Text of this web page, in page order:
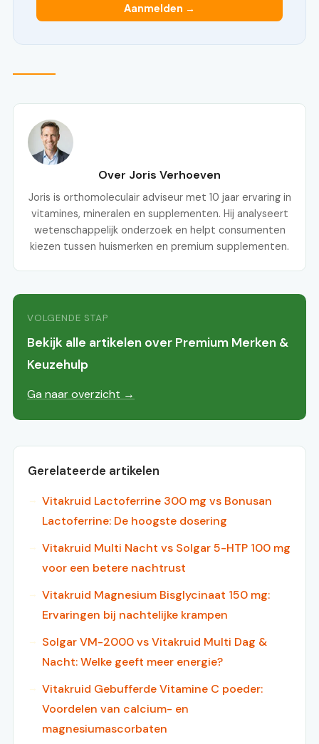
Aanmelden →
Over Joris Verhoeven
Joris is orthomoleculair adviseur met 10 jaar ervaring in
vitamines, mineralen en supplementen. Hij analyseert
wetenschappelijk onderzoek en helpt consumenten
kiezen tussen huismerken en premium supplementen.
VOLGENDE STAP
Bekijk alle artikelen over Premium Merken &
Keuzehulp
Ga naar overzicht →
Gerelateerde artikelen
Vitakruid Lactoferrine 300 mg vs Bonusan
Lactoferrine: De hoogste dosering
Vitakruid Multi Nacht vs Solgar 5-HTP 100 mg
voor een betere nachtrust
Vitakruid Magnesium Bisglycinaat 150 mg:
Ervaringen bij nachtelijke krampen
Solgar VM-2000 vs Vitakruid Multi Dag &
Nacht: Welke geeft meer energie?
Vitakruid Gebufferde Vitamine C poeder:
Voordelen van calcium- en
magnesiumascorbaten